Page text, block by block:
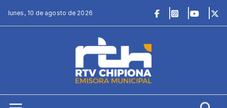
lunes, 10 de agosto de 2026